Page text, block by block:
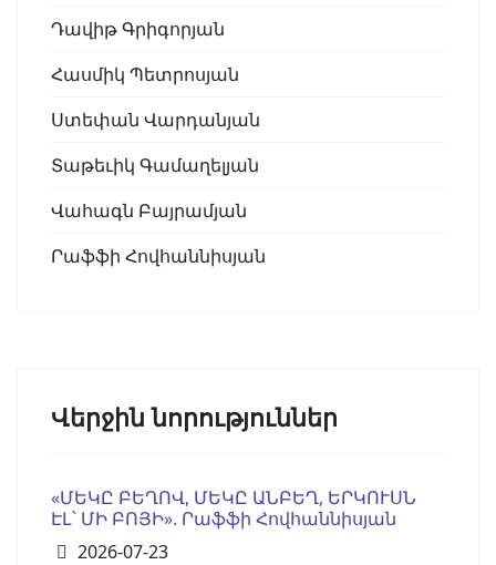
Դավիթ Գրիգորյան
Հասմիկ Պետրոսյան
Ստեփան Վարդանյան
Տաթեւիկ Գամաղելյան
Վահագն Բայրամյան
Րաֆֆի Հովհաննիսյան
Վերջին նորություններ
«ՄԵԿԸ ԲԵՂՈՎ, ՄԵԿԸ ԱՆԲԵՂ, ԵՐԿՈՒՍՆ
ԷԼ՝ ՄԻ ԲՈՅԻ». Րաֆֆի Հովհաննիսյան
Details
2026-07-23